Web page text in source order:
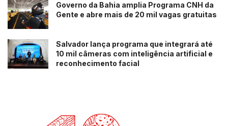
Governo da Bahia amplia Programa CNH da
Gente e abre mais de 20 mil vagas gratuitas
Salvador lança programa que integrará até
10 mil câmeras com inteligência artificial e
reconhecimento facial